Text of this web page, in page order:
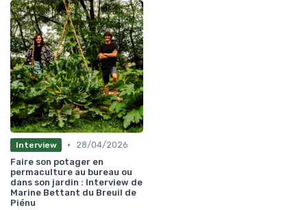
Interview •
28/04/2026
Faire son potager en
permaculture au bureau ou
dans son jardin : Interview de
Marine Bettant du Breuil de
Piénu